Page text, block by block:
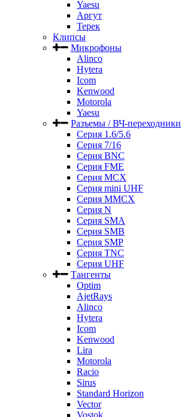
Yaesu
Аргут
Терек
Клипсы
Микрофоны
Alinco
Hytera
Icom
Kenwood
Motorola
Yaesu
Разъемы / ВЧ-переходники
Серия 1.6/5.6
Серия 7/16
Серия BNC
Серия FME
Серия MCX
Серия mini UHF
Серия MMCX
Серия N
Серия SMA
Серия SMB
Серия SMP
Серия TNC
Серия UHF
Тангенты
Optim
AjetRays
Alinco
Hytera
Icom
Kenwood
Lira
Motorola
Racio
Sirus
Standard Horizon
Vector
Vostok